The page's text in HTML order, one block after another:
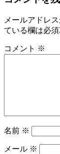
メールアドレ
ている欄は必
コメント ※
名前 ※
メール ※